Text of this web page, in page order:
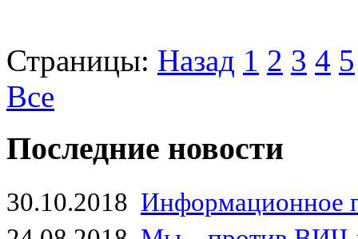
Страницы: Назад 1 2 3 4 5
Все
Последние новости
30.10.2018 Информационное